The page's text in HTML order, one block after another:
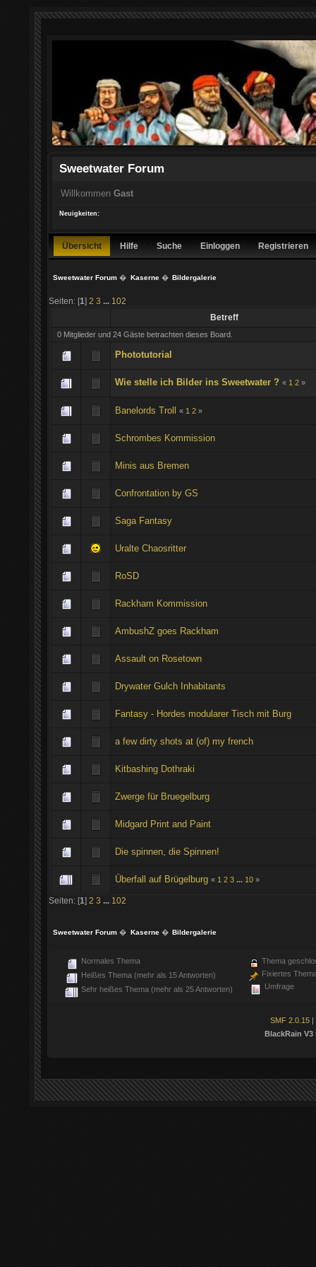
Sweetwater Forum
Willkommen Gast
Neuigkeiten:
Übersicht Hilfe Suche Einloggen Registrieren
Sweetwater Forum � Kaserne� Bildergalerie
Seiten: [1] 2 3
102
Betreff
0 Mitglieder und 24 Gäste betrachten dieses Board.
Phototutorial
Wie stelle ich Bilder ins Sweetwater ? « 1 2 »
Banelords Troll « 1 2 »
Schrombes Kommission
Minis aus Bremen
Confrontation by GS
Saga Fantasy
Uralte Chaosritter
RoSD
Rackham Kommission
AmbushZ goes Rackham
Assault on Rosetown
Drywater Gulch Inhabitants
Fantasy - Hordes modularer Tisch mit Burg
a few dirty shots at (of) my french
Kitbashing Dothraki
Zwerge für Bruegelburg
Midgard Print and Paint
Die spinnen, die Spinnen!
Überfall auf Brügelburg « 1 2 3 ... 10 »
Seiten: [1] 2 3 102
Sweetwater Forum � Kaserne� Bildergalerie
Normales Thema
Heißes Thema (mehr als 15 Antworten)
Sehr heißes Thema (mehr als 25 Antworten)
Thema
Fixiertes
Umfrage
SMF 2.0.15 |
BlackRain V3